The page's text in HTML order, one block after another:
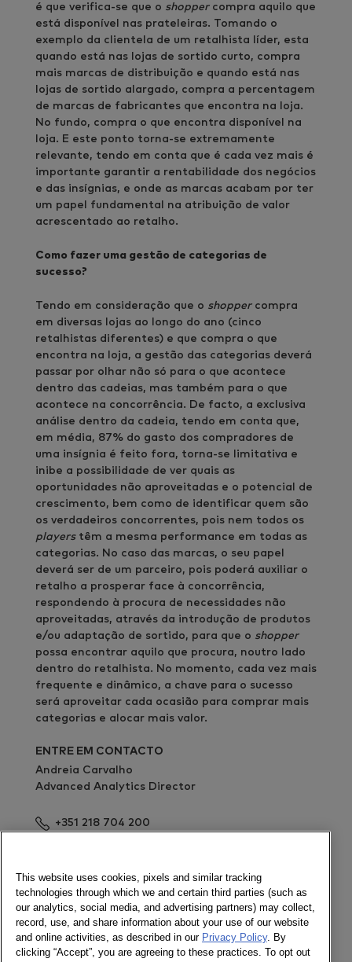
é que verifica-se que o shoppercompra aquilo que
está disponível nas prateleiras. Tomando o
exemplo da clientela de um retalhista líder, esta
quando está nas lojas de sortido curto, compra
mais marcas de distribuição e quando está nas
lojas de sortido alargado, compra a percentagem
de marcas de fabricantes que encontra na loja.
No fundo, compra o que encontra disponível na
loja. E este ponto torna-se extremamente
relevante, tendo em conta que é cada vez mais é
importante garantir a rentabilidade dos negócios
e das insígnias, e onde as marcas acabam por ter
um papel fundamental na atribuição de valor
acrescentado ao retalho.
Como fazer uma gestão de categorias de
sucesso?
Tendo em consideração que o shoppercompra
em diversas lojas ao longo do ano (cinco
retalhistas diferentes) e que compra o que
encontra na loja, a gestão das categorias deverá
passar por olhar não só para o que acontece
dentro das cadeias, mas também para o que
acontece na concorrência. De facto, a exclusiva
análise dentro da cadeia, tendo em conta que,
em média, 87% do gasto dos compradores de
uma insígnia é feito fora, torna-se limitativa e
inibe a possibilidade de ver quais as
oportunidades não aproveitadas e o potencial de
crescimento, bem como de identificar quem são
os verdadeiros concorrentes, pois nem todos os
playerstêm a mesma performance em todas as
categorias. No caso das marcas, o seu papel
deverá ser de um parceiro, pois poderá auxiliar o
retalho a prosperar face à concorrência,
respondendo à procura de necessidades não
aproveitadas, através da introdução de produtos
e/ou adaptação de sortido, para que o shopper
possa encontrar aquilo que procura, noutro lado
dentro do retalhista. No momento, cada vez mais
frequente e dinâmico, a chave para o sucesso
será aproveitar cada ocasião para comprar mais
categorias e alocar mais valor.
ENTRE EM CONTACTO
Andreia Carvalho
Advanced Analytics Director
+351 218 704 200
Newsletter
Ligue-se a nós
This website uses cookies, pixels and similar tracking
technologies through which we and certain third parties (such as
our analytics, social media, and advertising partners) may collect,
record, use, and share information about your use of our website
and online activities, as described in our Privacy Policy. By
clicking “Accept”, you are agreeing to these practices. To opt out